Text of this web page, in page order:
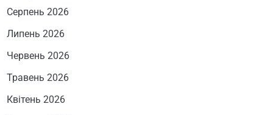
Серпень 2026
Липень 2026
Червень 2026
Травень 2026
Квітень 2026